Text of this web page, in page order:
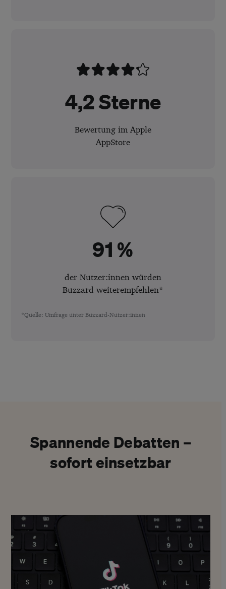
4,2 Sterne
Bewertung im Apple
AppStore
91 %
der Nutzer:innen würden
Buzzard weiterempfehlen*
*Quelle: Umfrage unter Buzzard-Nutzer:innen
Spannende Debatten –
sofort einsetzbar